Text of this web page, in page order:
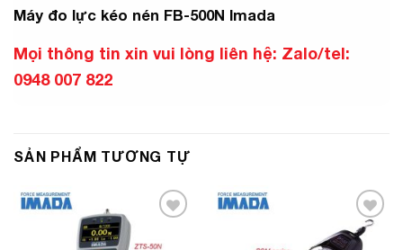
Máy đo lực kéo nén FB-500N Imada
Mọi thông tin xin vui lòng liên hệ: Zalo/tel:
0948 007 822
SẢN PHẨM TƯƠNG TỰ
Wishlist
Add to
Wishlist